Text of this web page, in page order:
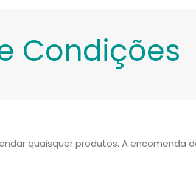
Condições
quaisquer produtos. A encomenda